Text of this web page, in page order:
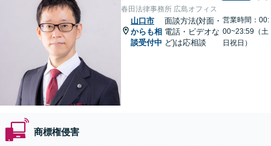
春田法律事務所 広島オフィス
山口市
からも相
談受付中
面談方法(対面・
電話・ビデオな
ど)は応相談
営業時間：00:
00~23:59（土
日祝日）
商標権侵害